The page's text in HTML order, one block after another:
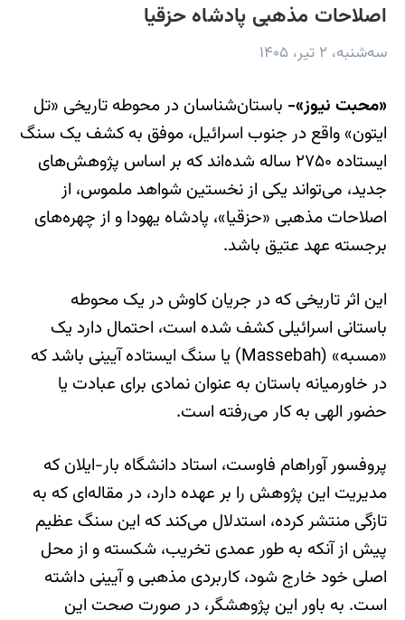
اصلاحات مذهبی پادشاه حزقیا
سه‌شنبه، ۲ تیر، ۱۴۰۵
«محبت نیوز»- باستان‌شناسان در محوطه تاریخی «تل
ایتون» واقع در جنوب اسرائیل، موفق به کشف یک سنگ
ایستاده ۲۷۵۰ ساله شده‌اند که بر اساس پژوهش‌های
جدید، می‌تواند یکی از نخستین شواهد ملموس، از
اصلاحات مذهبی «حزقیا»، پادشاه یهودا و از چهره‌های
برجسته عهد عتیق باشد.
این اثر تاریخی که در جریان کاوش در یک محوطه
باستانی اسرائیلی کشف شده است، احتمال دارد یک
«مسبه» (Massebah) یا سنگ ایستاده آیینی باشد که
در خاورمیانه باستان به عنوان نمادی برای عبادت یا
حضور الهی به کار می‌رفته است.
پروفسور آوراهام فاوست، استاد دانشگاه بار-ایلان که
مدیریت این پژوهش را بر عهده دارد، در مقاله‌ای که به
تازگی منتشر کرده، استدلال می‌کند که این سنگ عظیم
پیش از آنکه به طور عمدی تخریب، شکسته و از محل
اصلی خود خارج شود، کاربردی مذهبی و آیینی داشته
است. به باور این پژوهشگر، در صورت صحت این